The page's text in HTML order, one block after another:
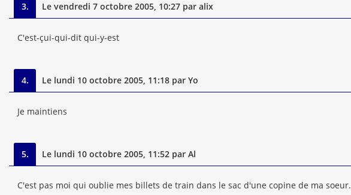
3. Le vendredi 7 octobre 2005, 10:27 par alix
C'est-çui-qui-dit qui-y-est
4. Le lundi 10 octobre 2005, 11:18 par Yo
Je maintiens
5. Le lundi 10 octobre 2005, 11:52 par Al
C'est pas moi qui oublie mes billets de train dans le sac d'une copine de ma soeur.